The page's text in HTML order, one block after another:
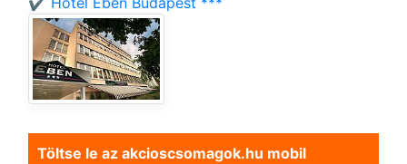
Töltse le az akcioscsomagok.hu mobil